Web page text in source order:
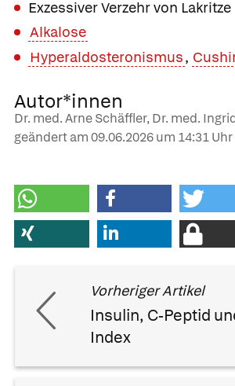
Exzessiver Verzehr von Lakritze
Alkalose
Hyperaldosteronismus,
Autor*innen
Dr. med. Arne Schäffler, Dr. med.
geändert am09.06.2026um 14:31 Uhr
Vorheriger Artikel
Insulin, C-Peptid
Index